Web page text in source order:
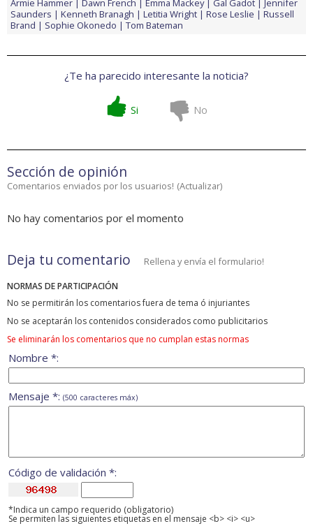
Armie Hammer Dawn French Emma Mackey Gal Gadot
Jennifer
Saunders
Kenneth Branagh Letitia Wright Rose Leslie
Russell
Brand
Sophie Okonedo Tom Bateman
¿Te ha parecido interesante la noticia?
Si No
Sección de opinión
Comentarios enviados por los usuarios! (Actualizar)
No hay comentarios por el momento
Deja tu comentario Rellena y envía el formulario!
NORMAS DE PARTICIPACIÓN
No se permitirán los comentarios fuera de tema ó injuriantes
No se aceptarán los contenidos considerados como publicitarios
Se eliminarán los comentarios que no cumplan estas normas
Nombre *:
Mensaje *: (500 caracteres máx)
Código de validación *:
*Indica un campo requerido (obligatorio)
Se permiten las siguientes etiquetas en el mensaje <b> <i> <u>